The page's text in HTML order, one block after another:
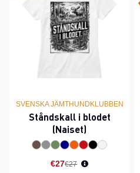
SVENSKA JÄMTHUNDKLUBBEN
Ståndskall i blodet
(Naiset)
€27 Normaali hinta
€27